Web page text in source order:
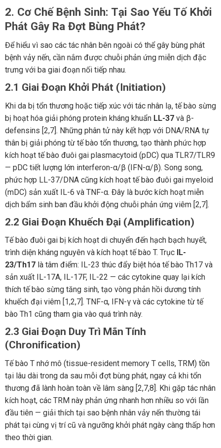
2. Cơ Chế Bệnh Sinh: Tại Sao Yếu Tố Khởi
Phát Gây Ra Đợt Bùng Phát?
Để hiểu vì sao các tác nhân bên ngoài có thể gây bùng phát
bệnh vảy nến, cần nắm được chuỗi phản ứng miễn dịch đặc
trưng với ba giai đoạn nối tiếp nhau.
2.1 Giai Đoạn Khởi Phát (Initiation)
Khi da bị tổn thương hoặc tiếp xúc với tác nhân lạ, tế bào sừng
bị hoạt hóa giải phóng protein kháng khuẩn LL-37và β-
defensins [2,7]. Những phân tử này kết hợp với DNA/RNA tự
thân bị giải phóng từ tế bào tổn thương, tạo thành phức hợp
kích hoạt tế bào đuôi gai plasmacytoid (pDC) qua TLR7/TLR9
— pDC tiết lượng lớn interferon-α/β (IFN-α/β). Song song,
phức hợp LL-37/DNA cũng kích hoạt tế bào đuôi gai myeloid
(mDC) sản xuất IL-6 và TNF-α. Đây là bước kích hoạt miễn
dịch bẩm sinh ban đầu khởi động chuỗi phản ứng viêm [2,7].
2.2 Giai Đoạn Khuếch Đại (Amplification)
Tế bào đuôi gai bị kích hoạt di chuyển đến hạch bạch huyết,
trình diện kháng nguyên và kích hoạt tế bào T. Trục IL-
23/Th17là tâm điểm: IL-23 thúc đẩy biệt hóa tế bào Th17 và
sản xuất IL-17A, IL-17F, IL-22 — các cytokine quay lại kích
thích tế bào sừng tăng sinh, tạo vòng phản hồi dương tính
khuếch đại viêm [1,2,7]. TNF-α, IFN-γ và các cytokine từ tế
bào Th1 cũng tham gia vào quá trình này.
2.3 Giai Đoạn Duy Trì Mãn Tính
(Chronification)
Tế bào T nhớ mô (tissue-resident memory T cells, TRM) tồn
tại lâu dài trong da sau mỗi đợt bùng phát, ngay cả khi tổn
thương đã lành hoàn toàn về lâm sàng [2,7,8]. Khi gặp tác nhân
kích hoạt, các TRM này phản ứng nhanh hơn nhiều so với lần
đầu tiên — giải thích tại sao bệnh nhân vảy nến thường tái
phát tại cùng vị trí cũ và ngưỡng khởi phát ngày càng thấp hơn
theo thời gian.